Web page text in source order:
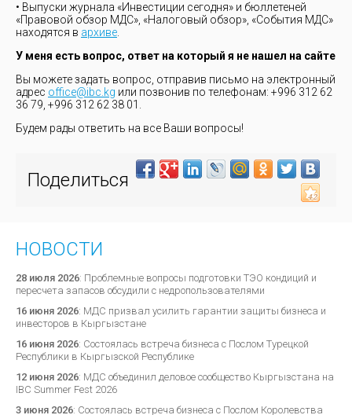
• Выпуски журнала «Инвестиции сегодня» и бюллетеней
«Правовой обзор МДС», «Налоговый обзор», «События МДС»
находятся в архиве
У меня есть вопрос, ответ на который я не нашел на сайте
Вы можете задать вопрос, отправив письмо на электронный
адрес office@ibc.kg или позвонив по телефонам: +996 312 62
36 79, +996 312 62 38 01.
Будем рады ответить на все Ваши вопросы!
Поделиться
НОВОСТИ
28 июля 2026: Проблемные вопросы подготовки ТЭО кондиций и
пересчета запасов обсудили с недропользователями
16 июня 2026: МДС призвал усилить гарантии защиты бизнеса и
инвесторов в Кыргызстане
16 июня 2026: Состоялась встреча бизнеса с Послом Турецкой
Республики в Кыргызской Республике
12 июня 2026: МДС объединил деловое сообщество Кыргызстана на
IBC Summer Fest 2026
3 июня 2026: Состоялась встреча бизнеса с Послом Королевства